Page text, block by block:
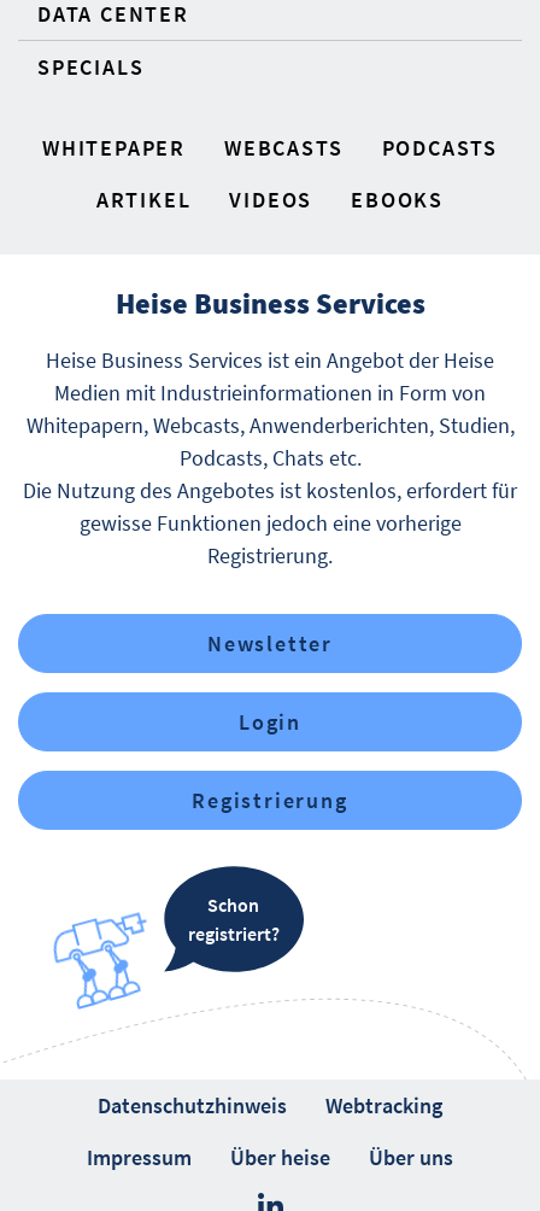
DATA CENTER
SPECIALS
WHITEPAPER WEBCASTS
PODCASTS
ARTIKEL
VIDEOS EBOOKS
Heise Business Services
Heise Business Services ist ein Angebot der Heise
Medien mit Industrieinformationen in Form von
Whitepapern, Webcasts, Anwenderberichten, Studien,
Podcasts, Chats etc.
Die Nutzung des Angebotes ist kostenlos, erfordert für
gewisse Funktionen jedoch eine vorherige
Registrierung.
Newsletter
Login
Registrierung
Schon
registriert?
Datenschutzhinweis
Webtracking
Impressum
Über heise Über uns